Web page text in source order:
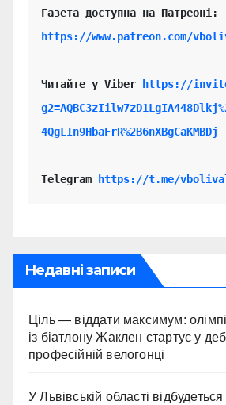
https://www.patreon.com/
Читайте у Viber
https://
4QgLIn9HbaFrR%2B6nXBgCaKMBDj
Telegram https://t.me/
Недавні записи
Ціль — віддати максимум:
із біатлону Жаклен стартує у
професійній велогонці
У Львівській області відбудеться